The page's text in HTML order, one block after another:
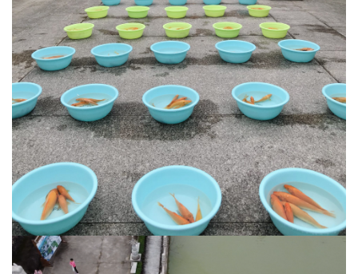
益
慈
善
佛
教
人
物
院
巡
登录 注册